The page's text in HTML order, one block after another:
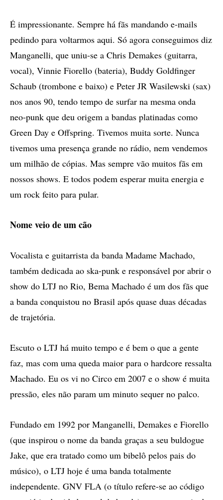
É impressionante. Sempre há fãs mandando e-mails
pedindo para voltarmos aqui. Só agora conseguimos diz
Manganelli, que uniu-se a Chris Demakes (guitarra,
vocal), Vinnie Fiorello (bateria), Buddy Goldfinger
Schaub (trombone e baixo) e Peter JR Wasilewski (sax)
nos anos 90, tendo tempo de surfar na mesma onda
neo-punk que deu origem a bandas platinadas como
Green Day e Offspring. Tivemos muita sorte. Nunca
tivemos uma presença grande no rádio, nem vendemos
um milhão de cópias. Mas sempre vão muitos fãs em
nossos shows. E todos podem esperar muita energia e
um rock feito para pular.
Nome veio de um cão
Vocalista e guitarrista da banda Madame Machado,
também dedicada ao ska-punk e responsável por abrir o
show do LTJ no Rio, Bema Machado é um dos fãs que
a banda conquistou no Brasil após quase duas décadas
de trajetória.
Escuto o LTJ há muito tempo e é bem o que a gente
faz, mas com uma queda maior para o hardcore ressalta
Machado. Eu os vi no Circo em 2007 e o show é muita
pressão, eles não param um minuto sequer no palco.
Fundado em 1992 por Manganelli, Demakes e Fiorello
(que inspirou o nome da banda graças a seu buldogue
Jake, que era tratado como um bibelô pelos pais do
músico), o LTJ hoje é uma banda totalmente
independente. GNV FLA (o título refere-se ao código